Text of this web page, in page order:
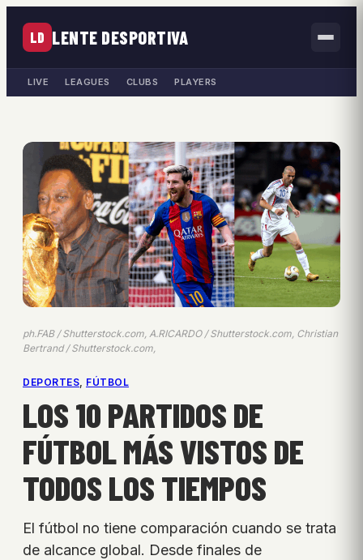
LD LENTE DESPORTIVA
LIVE LEAGUES CLUBS PLAYERS
ph.FAB / Shutterstock.com, A.RICARDO / Shutterstock.com, Christian
Bertrand / Shutterstock.com,
DEPORTES, FÚTBOL
LOS 10 PARTIDOS DE
FÚTBOL MÁS VISTOS DE
TODOS LOS TIEMPOS
El fútbol no tiene comparación cuando se trata
de alcance global. Desde finales de